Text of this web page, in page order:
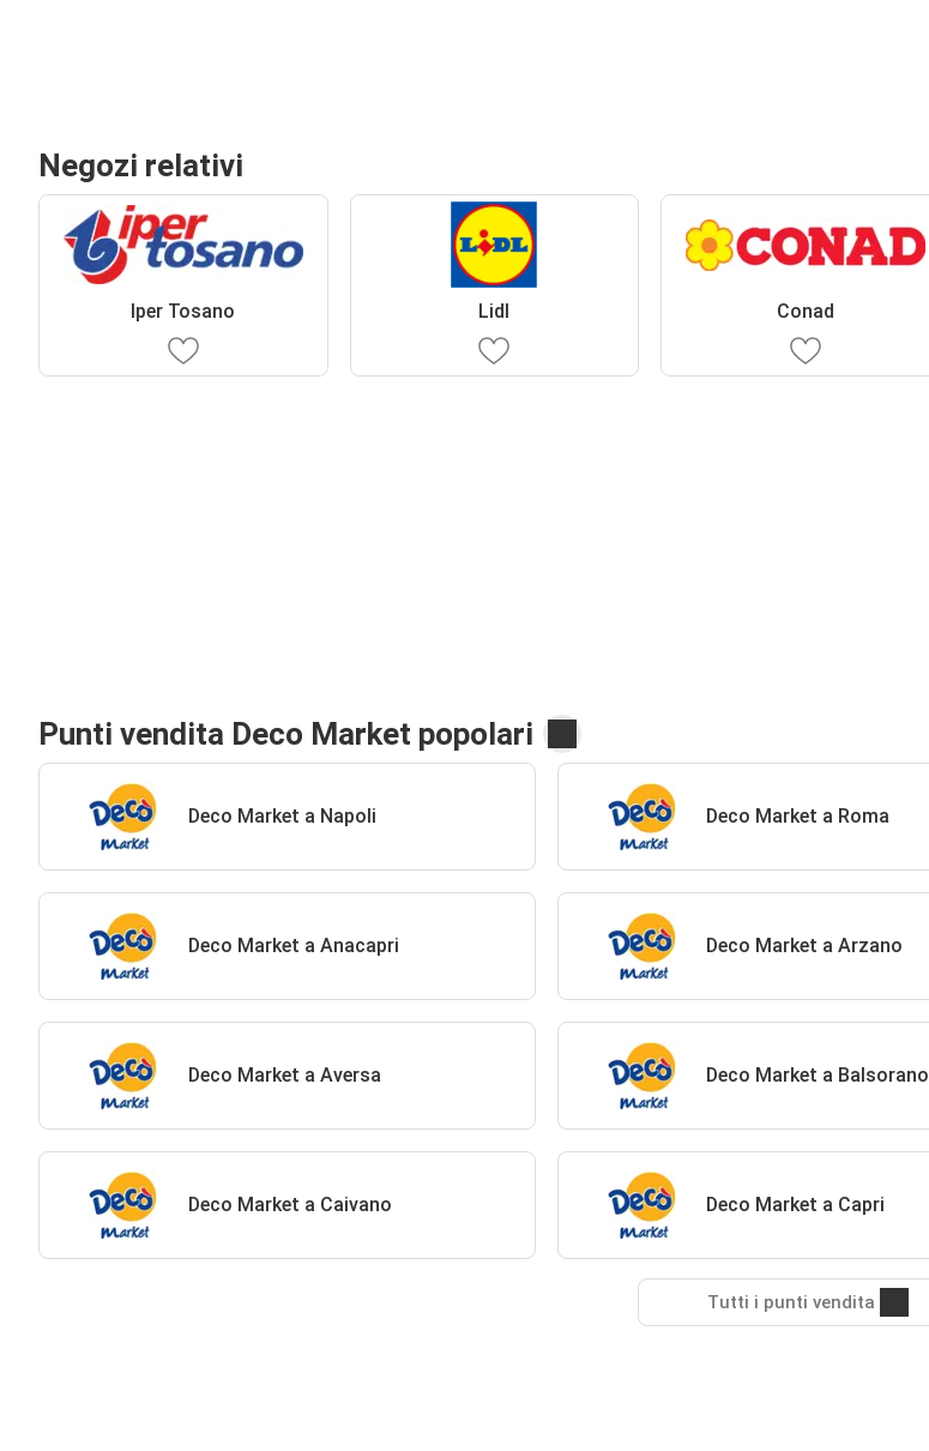
Negozi relativi
Iper Tosano Lidl Conad
Punti vendita Deco Market popolari
Deco Market a Napoli Deco Market a Roma
Deco Market a Anacapri Deco Market a Arzano
Deco Market a Aversa Deco Market a Balsorano
Deco Market a Caivano Deco Market a Capri
Tutti i punti vendita